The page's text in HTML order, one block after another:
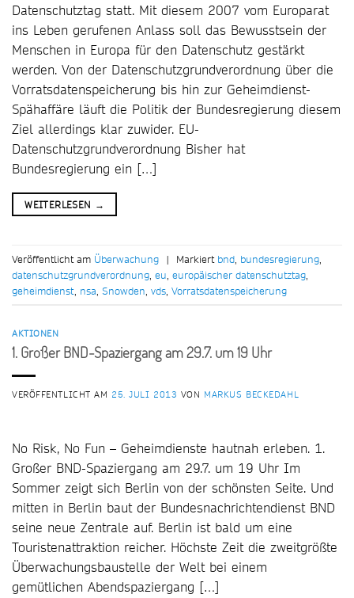
Datenschutztag statt. Mit diesem 2007 vom Europarat
ins Leben gerufenen Anlass soll das Bewusstsein der
Menschen in Europa für den Datenschutz gestärkt
werden. Von der Datenschutzgrundverordnung über die
Vorratsdatenspeicherung bis hin zur Geheimdienst-
Spähaffäre läuft die Politik der Bundesregierung diesem
Ziel allerdings klar zuwider. EU-
Datenschutzgrundverordnung Bisher hat
Bundesregierung ein […]
WEITERLESEN →
Veröffentlicht am Überwachung | Markiert bnd bundesregierung
datenschutzgrundverordnung eu europäischer datenschutztag
geheimdienst nsa Snowden vds Vorratsdatenspeicherung
AKTIONEN
1. Großer BND-Spaziergang am 29.7. um 19 Uhr
VERÖFFENTLICHT AM 25. JULI 2013 VON MARKUS BECKEDAHL
No Risk, No Fun – Geheimdienste hautnah erleben. 1.
Großer BND-Spaziergang am 29.7. um 19 Uhr Im
Sommer zeigt sich Berlin von der schönsten Seite. Und
mitten in Berlin baut der Bundesnachrichtendienst BND
seine neue Zentrale auf. Berlin ist bald um eine
Touristenattraktion reicher. Höchste Zeit die zweitgrößte
Überwachungsbaustelle der Welt bei einem
gemütlichen Abendspaziergang […]